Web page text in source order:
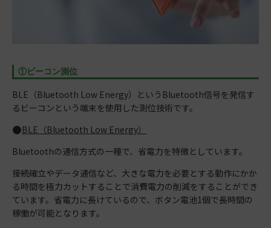
①ビーコン測位
BLE（Bluetooth Low Energy）というBluetooth信号を発信す
るビーコンという端末を使用した測位技術です。
BLE（Bluetooth Low Energy）
Bluetoothの通信方式の一種で、省電力を特徴としています。
接続確立やデータ通信など、大きな電力を必要とする動作にかか
る時間を極力カットすることで消費電力の削減をすることができ
ています。省電力に長けているので、ボタン電池1個で長時間の
稼働が可能となります。